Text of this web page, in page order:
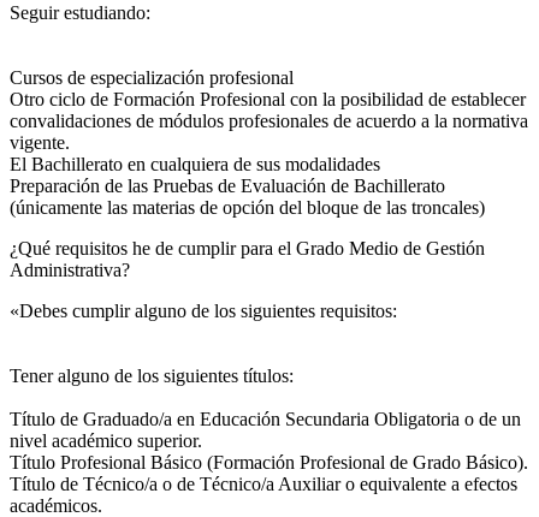
Seguir estudiando:
Cursos de especialización profesional
Otro ciclo de Formación Profesional con la posibilidad de establecer
convalidaciones de módulos profesionales de acuerdo a la normativa
vigente.
El Bachillerato en cualquiera de sus modalidades
Preparación de las Pruebas de Evaluación de Bachillerato
(únicamente las materias de opción del bloque de las troncales)
¿Qué requisitos he de cumplir para el Grado Medio de Gestión
Administrativa?
«Debes cumplir alguno de los siguientes requisitos:
Tener alguno de los siguientes títulos:
Título de Graduado/a en Educación Secundaria Obligatoria o de un
nivel académico superior.
Título Profesional Básico (Formación Profesional de Grado Básico).
Título de Técnico/a o de Técnico/a Auxiliar o equivalente a efectos
académicos.